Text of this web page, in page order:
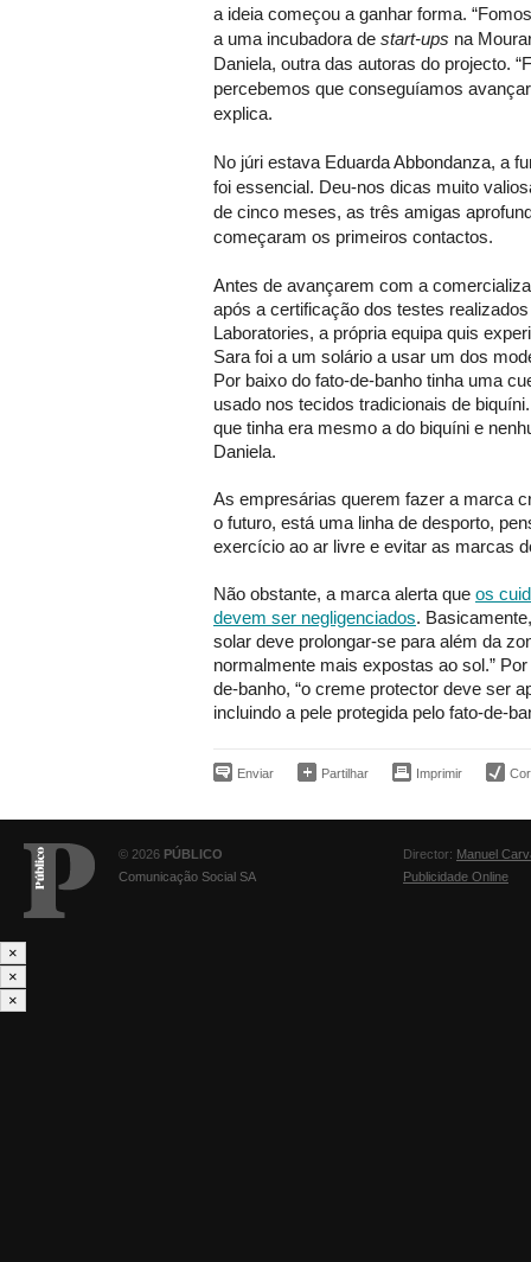
a ideia começou a ganhar forma.
a uma incubadora de start-ups na
Daniela, outra das autoras do projecto.
percebemos que conseguíamos
explica.
No júri estava Eduarda Abbondanza, a
foi essencial. Deu-nos dicas muito
de cinco meses, as três amigas
começaram os primeiros contactos.
Antes de avançarem com a
após a certificação dos testes
Laboratories, a própria equipa quis
Sara foi a um solário a usar um dos
Por baixo do fato-de-banho tinha uma
usado nos tecidos tradicionais de
que tinha era mesmo a do biquíni e
Daniela.
As empresárias querem fazer a marca
o futuro, está uma linha de desporto,
exercício ao ar livre e evitar as marcas
Não obstante, a marca alerta que os
devem ser negligenciados.
solar deve prolongar-se para além da
normalmente mais expostas ao sol.”
de-banho, “o creme protector deve ser
incluindo a pele protegida pelo fato-de-
Enviar Partilhar Imprimir
© 2026 PÚBLICO
Comunicação Social SA
Director: Manuel
Publicidade Online
×
×
×